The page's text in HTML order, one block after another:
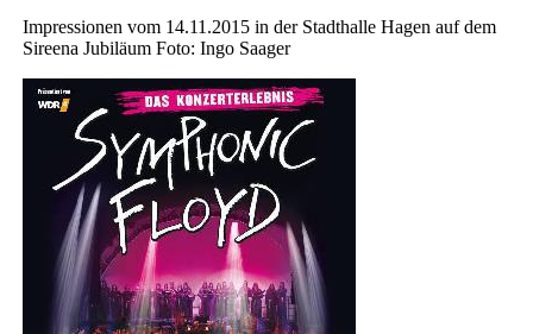
Impressionen vom 14.11.2015 in der Stadthalle Hagen auf dem
Sireena Jubiläum Foto: Ingo Saager